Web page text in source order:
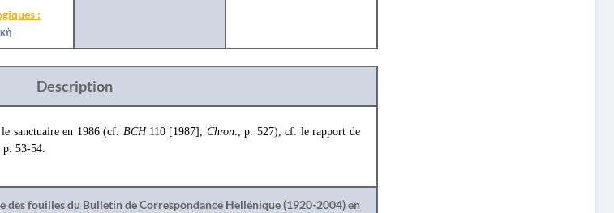
:
Description
sanctuaire en 1986 (cf. BCH110 [1987], Chron., p. 527), cf. le rapport de
53-54.
des fouilles du Bulletin de Correspondance Hellénique (1920-2004) en